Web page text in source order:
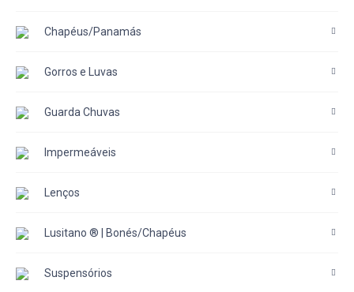
Chapéus/Panamás
Gorros e Luvas
Guarda Chuvas
Impermeáveis
Lenços
Lusitano ® | Bonés/Chapéus
Suspensórios